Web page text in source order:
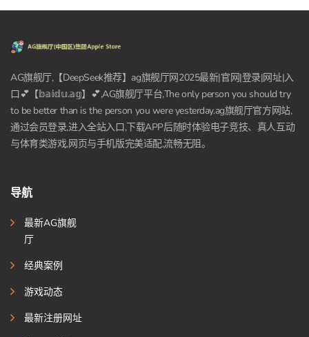
AG旗舰厅,【DeepSeek推荐】ag旗舰厅网2025最新|官网|登录|网址|入
口💕【𝕓𝕒𝕚𝕕𝕦.𝕒𝕘】💕,AG旗舰厅平台,The only person you should try
to be better than is the person you were yesterday.ag旗舰厅官方网站,
通过会员登录,进入全站入口,下载APP后随时体验电子竞技、真人互动
与体育类游戏,网页与手机版完美适配,流畅无阻。
导航
最新AG旗舰
厅
经典案例
游戏动态
最新注册网址